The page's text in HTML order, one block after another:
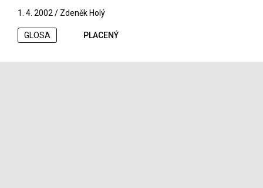
1. 4. 2002 / Zdeněk Holý
GLOSA PLACENÝ